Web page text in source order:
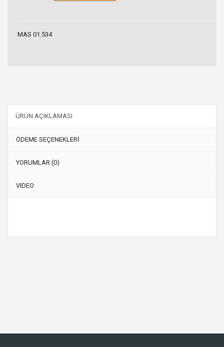
MAS 01.534
ÜRÜN AÇIKLAMASI
ÖDEME SEÇENEKLERİ
YORUMLAR (0)
VIDEO